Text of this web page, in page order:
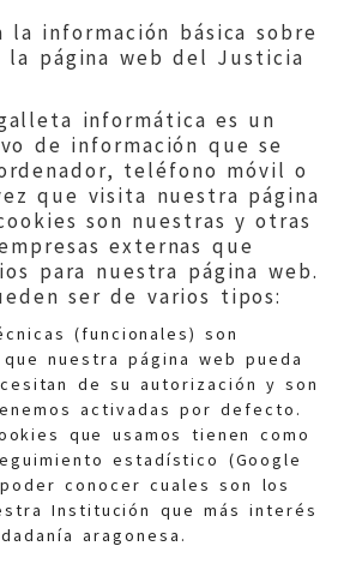
la información básica sobre
la página web del Justicia
informática es un
de información que se
teléfono móvil o
que visita nuestra página
son nuestras y otras
externas que
para nuestra página web.
ser de varios tipos:
(funcionales) son
nuestra página web pueda
de su autorización y son
activadas por defecto.
que usamos tienen como
estadístico (Google
conocer cuales son los
Institución que más interés
aragonesa.
general:
900 210 210/